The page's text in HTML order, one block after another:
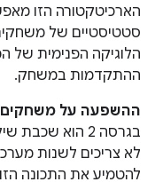
הארכיטקטורה הזו
סטטיסטיים של
הלוגיקה הפנימית של
ההתקדמות במשחק.
ההשפעה על
בגרסה 2 הוא
לא צריכים לשנות
להטמיע את התכונה